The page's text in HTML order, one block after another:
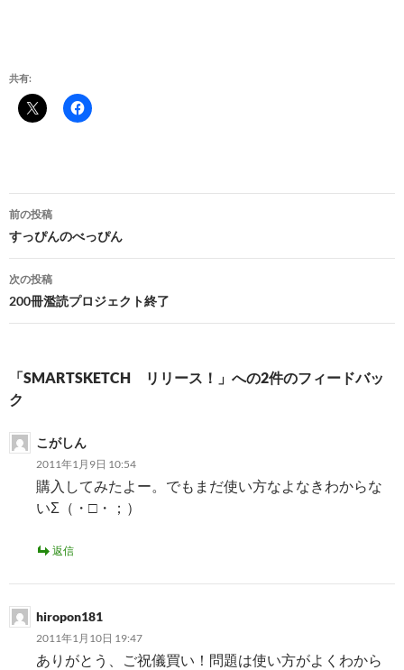
共有:
投
稿
ナ
ビ
ゲ
ー
シ
ョ
ン
前の投稿
すっぴんのべっぴん
次の投稿
200冊濫読プロジェクト終了
「SMARTSKETCH リリース！」への2件のフィードバッ
ク
こがしん
2011年1月9日 10:54
購入してみたよー。でもまだ使い方なよなきわからな
いΣ（・□・；）
返信
hiropon181
2011年1月10日 19:47
ありがとう、ご祝儀買い！問題は使い方がよくわから